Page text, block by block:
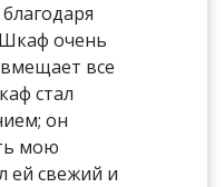
очень
все
стал
он
мою
ей свежий и